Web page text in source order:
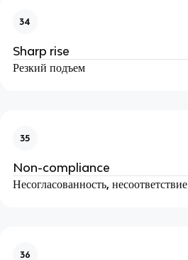
34
Sharp rise
Резкий подъем
35
Non-compliance
Несогласованность, несоответствие
36